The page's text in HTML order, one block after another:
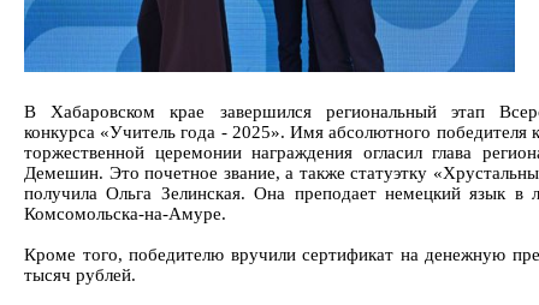
В Хабаровском крае завершился региональный этап
конкурса «Учитель года - 2025». Имя абсолютного победителя
торжественной церемонии награждения огласил глава
Демешин. Это почетное звание, а также статуэтку
получила Ольга Зелинская. Она преподает немецкий язык
Комсомольска-на-Амуре.
Кроме того, победителю вручили сертификат на денежную
тысяч рублей.